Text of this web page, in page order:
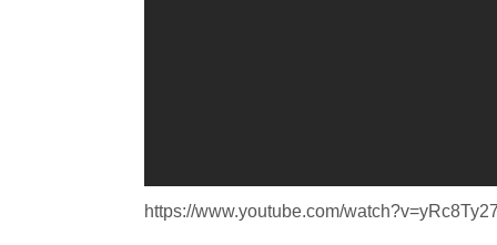
https://www.youtube.com/